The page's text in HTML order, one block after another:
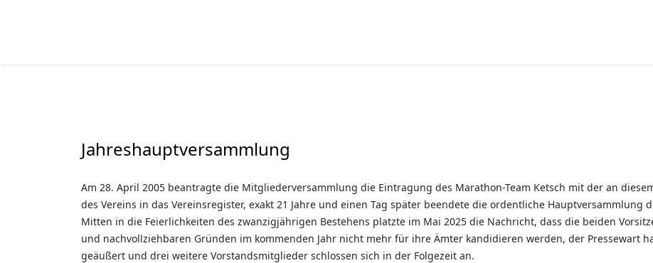
Jahreshauptversammlung
Am 28. April 2005 beantragte die Mitgliederversammlung die Eintragung des Marathon-Team Ketsch mit der an
des Vereins in das Vereinsregister, exakt 21 Jahre und einen Tag später beendete die ordentliche Hauptversammlung
Mitten in die Feierlichkeiten des zwanzigjährigen Bestehens platzte im Mai 2025 die Nachricht, dass die beiden
und nachvollziehbaren Gründen im kommenden Jahr nicht mehr für ihre Ämter kandidieren werden, der Pressewart
geäußert und drei weitere Vorstandsmitglieder schlossen sich in der Folgezeit an.